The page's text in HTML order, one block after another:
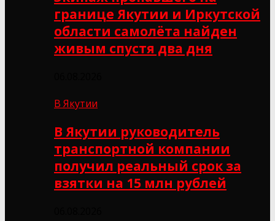
границе Якутии и Иркутской
области самолёта найден
живым спустя два дня
В Якутии
В Якутии руководитель
транспортной компании
получил реальный срок за
взятки на 15 млн рублей